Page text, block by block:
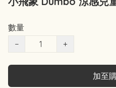
數量
−
+
加至